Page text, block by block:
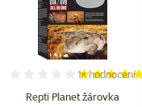
Repti Planet žárovka
Hodnocení
1×hodnocení